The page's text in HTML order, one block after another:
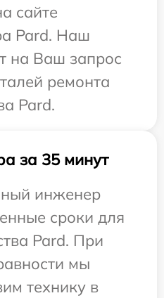
сайте
Pard. Наш
на Ваш запрос
ремонта
Pard.
за 35 минут
инженер
сроки для
Pard. При
мы
технику в